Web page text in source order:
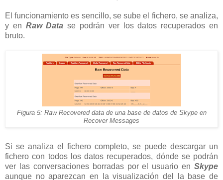
El funcionamiento es sencillo, se sube el fichero, se analiza,
y en Raw Data se podrán ver los datos recuperados en
bruto.
Figura 5: Raw Recovered data de una base de datos de Skype en
Recover Messages
Si se analiza el fichero completo, se puede descargar un
fichero con todos los datos recuperados, dónde se podrán
ver las conversaciones borradas por el usuario en Skype
aunque no aparezcan en la visualización del la base de